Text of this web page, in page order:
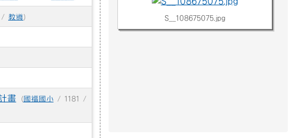
/ 教導)
畫 (國福國小 / 1181 /